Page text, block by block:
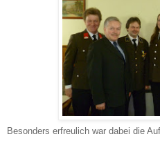
Besonders erfreulich war dabei die